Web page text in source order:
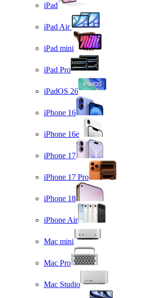
iPad
iPad Air
iPad mini
iPad Pro
iPadOS 26
iPhone 16
iPhone 16e
iPhone 17
iPhone 17 Pro
iPhone 18
iPhone Air
Mac mini
Mac Pro
Mac Studio